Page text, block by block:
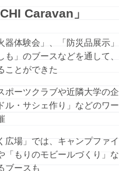
Caravan」
器体験会」、「防災品展示
も」のブースなどを通して
ことができた
ポーツクラブや近隣大学の企
ル・サシェ作り」などのワ
広場」では、キャンプファ
「もりのモビールづくり」
ブースも